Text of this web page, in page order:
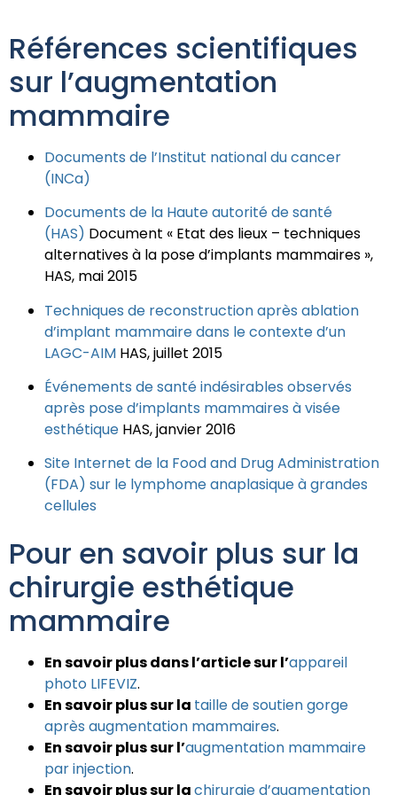
Références scientifiques
sur l’augmentation
mammaire
Documents de l’Institut national du cancer
(INCa)
Documents de la Haute autorité de santé
(HAS) Document « Etat des lieux – techniques
alternatives à la pose d’implants mammaires »,
HAS, mai 2015
Techniques de reconstruction après ablation
d’implant mammaire dans le contexte d’un
LAGC-AIM HAS, juillet 2015
Événements de santé indésirables observés
après pose d’implants mammaires à visée
esthétique HAS, janvier 2016
Site Internet de la Food and Drug Administration
(FDA) sur le lymphome anaplasique à grandes
cellules
Pour en savoir plus sur la
chirurgie esthétique
mammaire
En savoir plus dans l’article sur l’appareil
photo LIFEVIZ.
En savoir plus sur la taille de soutien gorge
après augmentation mammaires.
En savoir plus sur l’augmentation mammaire
par injection.
En savoir plus sur lachirurgie d’augmentation